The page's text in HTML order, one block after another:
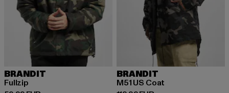
BRANDIT
Fullzip
BRANDIT
M51 US Coat